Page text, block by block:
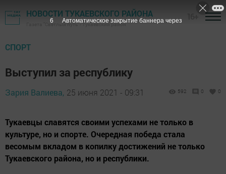
НОВОСТИ ТУКАЕВСКОГО РАЙОНА
Газета "Светлый путь" - Тукаевский район
СПОРТ
Выступил за республику
Зария Валиева, 25 июня 2021 - 09:31 592 0 0
Тукаевцы славятся своими успехами не только в
культуре, но и спорте. Очередная победа стала
весомым вкладом в копилку достижений не только
Тукаевского района, но и республики.
5 Автоматическое закрытие баннера через